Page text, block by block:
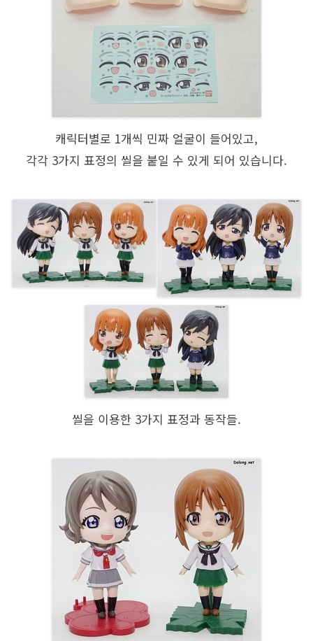
캐릭터별로 1개씩 민짜 얼굴이 들어있고,
각각 3가지 표정의 씰을 붙일 수 있게 되어 있습니다.
씰을 이용한 3가지 표정과 동작들.